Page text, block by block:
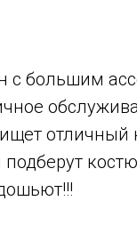
с большим
отличный